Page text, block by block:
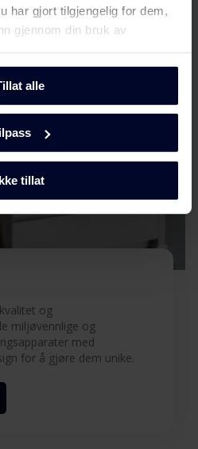
har gjort tilgjengelig for dem,
gjennom din bruk av
alle
tillat
Last ned
N
FSI 401754
Hent utvalgt
og
miljøvennlige og
med
for å gjøre dem unike.